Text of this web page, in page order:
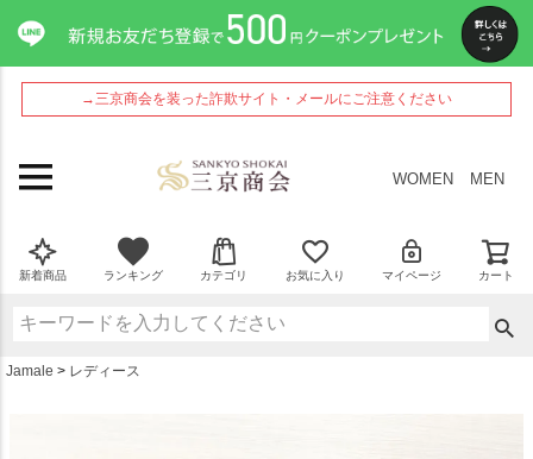
→三京商会を装った詐欺サイト・メールにご注意ください
WOMEN MEN
新着商品 ランキング カテゴリ お気に入り マイページ カート
Jamale レディース
ペー
ジト
ップ
へ